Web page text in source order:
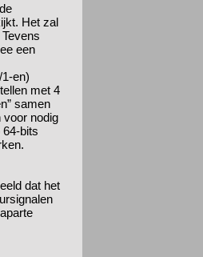
Het zal
een
en)
met 4
samen
voor nodig
bits
dat het